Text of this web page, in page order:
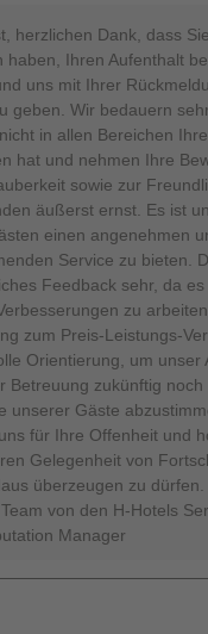
herzlichen Dank, dass
haben, Ihren Aufenthalt
uns mit Ihrer
geben. Wir bedauern
in allen Bereichen
hat und nehmen Ihre
sowie zur
äußerst ernst. Es ist
einen angenehmen
Service zu bieten.
Feedback sehr, da es
zu
zum Preis-Leistungs-
Orientierung, um unser
Betreuung zukünftig
unserer Gäste
für Ihre Offenheit und
Gelegenheit von
überzeugen zu dürfen.
von den H-Hotels
Manager